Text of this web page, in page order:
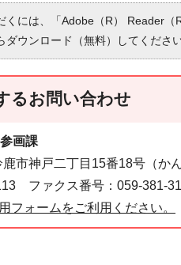
くには、「Adobe（R） Reader
ダウンロード（無料）してください
るお問い合わせ
画課
市神戸二丁目15番18号（かん
ファクス番号：059-381-
フォームをご利用ください。